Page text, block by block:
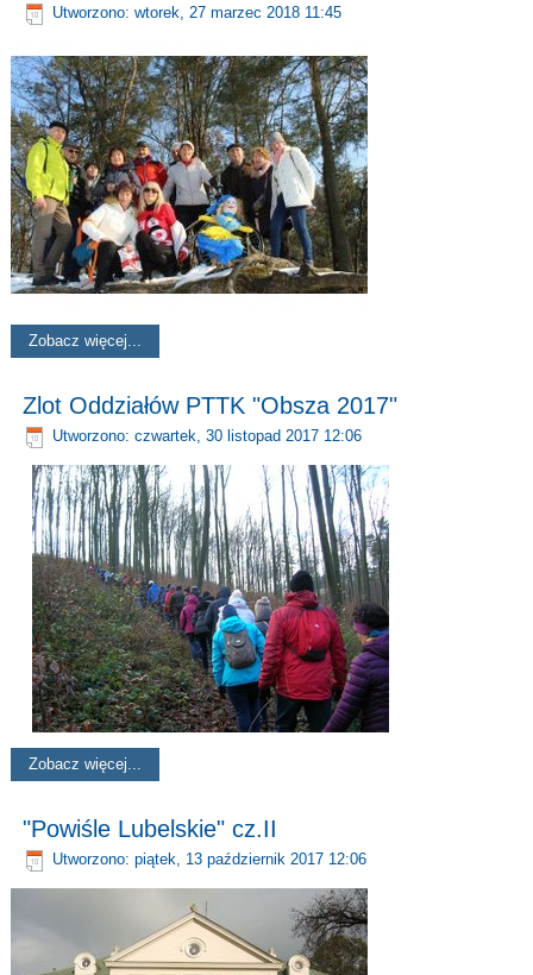
Utworzono: wtorek, 27 marzec 2018 11:45
Zobacz więcej...
Zlot Oddziałów PTTK "Obsza 2017"
Utworzono: czwartek, 30 listopad 2017 12:06
Zobacz więcej...
"Powiśle Lubelskie" cz.II
Utworzono: piątek, 13 październik 2017 12:06